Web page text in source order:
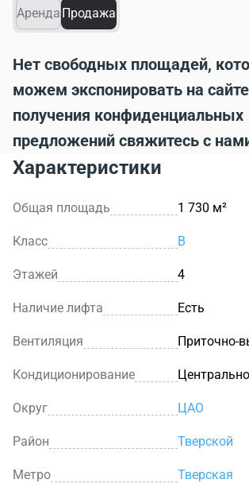
Аренда Продажа
Нет свободных площадей,
можем экспонировать на
получения конфиденциальных
предложений свяжитесь с
Характеристики
Общая площадь 1 730 м²
Класс B
Этажей 4
Наличие лифта Есть
Вентиляция Приточно-
Кондиционирование
Округ ЦАО
Район Тверской
Метро Тверская